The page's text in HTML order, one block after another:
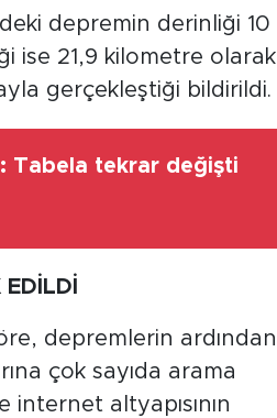
depremin derinliği 10
ise 21,9 kilometre olarak
gerçekleştiği bildirildi.
Tabela tekrar değişti
depremlerin ardından
çok sayıda arama
altyapısının